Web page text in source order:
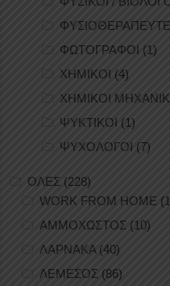
ΦΩΤΟΓΡΑΦΟΙ (1)
ΧΗΜΙΚΟΙ (4)
ΧΗΜΙΚΟΙ
ΨΥΚΤΙΚΟΙ (1)
ΨΥΧΟΛΟΓΟΙ (7)
ΟΛΕΣ (228)
WORK FROM HOME
ΑΜΜΟΧΩΣΤΟΣ (10)
ΛΑΡΝΑΚΑ (40)
ΛΕΜΕΣΟΣ (86)